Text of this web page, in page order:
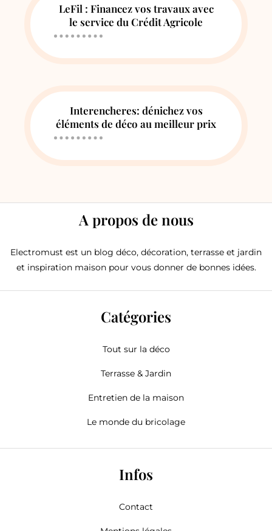
LeFil : Financez vos travaux avec
le service du Crédit Agricole
Interencheres: dénichez vos
éléments de déco au meilleur prix
A propos de nous
Electromust est un blog déco, décoration, terrasse et jardin
et inspiration maison pour vous donner de bonnes idées.
Catégories
Tout sur la déco
Terrasse & Jardin
Entretien de la maison
Le monde du bricolage
Infos
Contact